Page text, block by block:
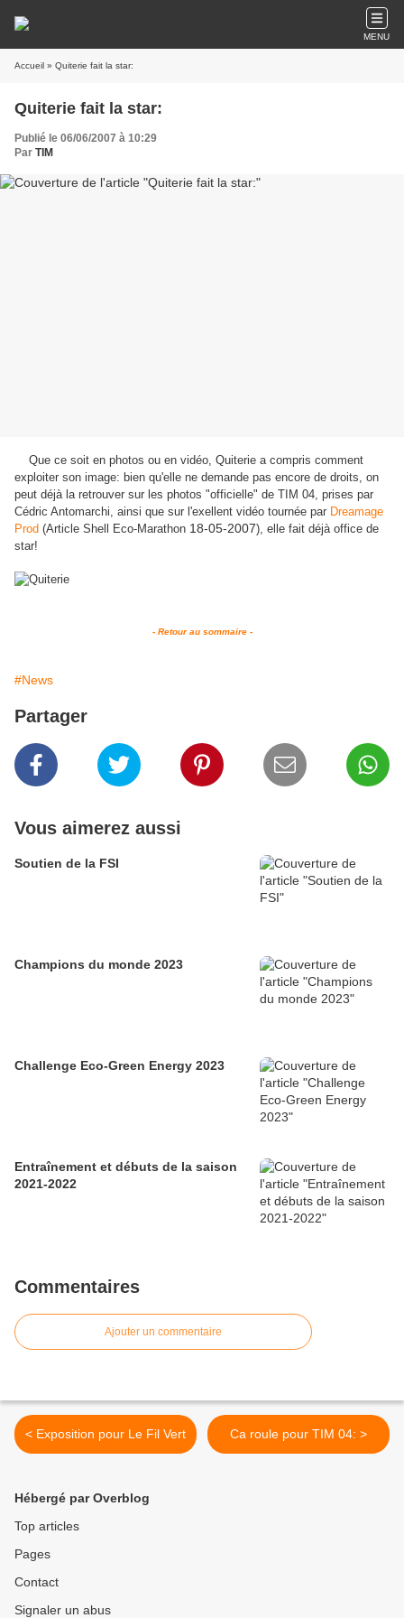
MENU
Accueil » Quiterie fait la star:
Quiterie fait la star:
Publié le 06/06/2007 à 10:29
Par TIM
Que ce soit en photos ou en vidéo, Quiterie a compris comment
exploiter son image: bien qu'elle ne demande pas encore de droits, on
peut déjà la retrouver sur les photos "officielle" de TIM 04, prises par
Cédric Antomarchi, ainsi que sur l'exellent vidéo tournée par Dreamage
Prod (Article Shell Eco-Marathon 18-05-2007), elle fait déjà office de
star!
- Retour au sommaire -
#News
Partager
Vous aimerez aussi
Soutien de la FSI
Champions du monde 2023
Challenge Eco-Green Energy 2023
Entraînement et débuts de la saison
2021-2022
Commentaires
Ajouter un commentaire
< Exposition pour Le Fil Vert Ca roule pour TIM 04: >
Hébergé par Overblog
Top articles
Pages
Contact
Signaler un abus